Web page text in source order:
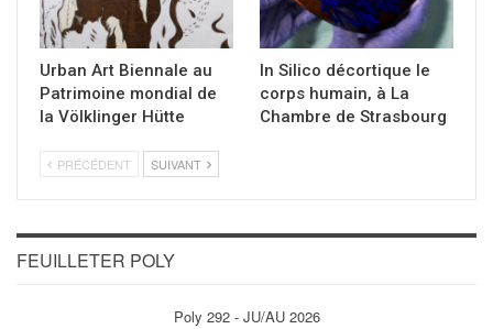
Urban Art Biennale au
Patrimoine mondial de
la Völklinger Hütte
In Silico décortique le
corps humain, à La
Chambre de Strasbourg
PRÉCÉDENT SUIVANT
FEUILLETER POLY
Poly 292 - JU/AU 2026